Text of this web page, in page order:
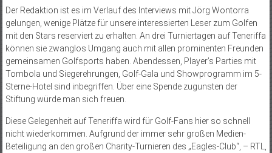
Der Redaktion ist es im Verlauf des Interviews mit Jörg Wontorra
gelungen, wenige Plätze für unsere interessierten Leser zum Golfen
mit den Stars reserviert zu erhalten. An drei Turniertagen auf Teneriffa
können sie zwanglos Umgang auch mit allen prominenten Freunden
gemeinsamen Golfsports haben. Abendessen, Player’s Parties mit
Tombola und Siegerehrungen, Golf-Gala und Showprogramm im 5-
Sterne-Hotel sind inbegriffen. Über eine Spende zugunsten der
Stiftung würde man sich freuen.
Diese Gelegenheit auf Teneriffa wird für Golf-Fans hier so schnell
nicht wiederkommen. Aufgrund der immer sehr großen Medien-
Beteiligung an den großen Charity-Turnieren des „Eagles-Club“, – RTL,